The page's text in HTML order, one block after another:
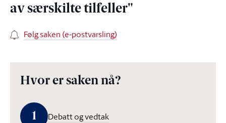
av særskilte tilfeller"
Følg saken (e-postvarsling)
Hvor er saken nå?
1 Debatt og vedtak